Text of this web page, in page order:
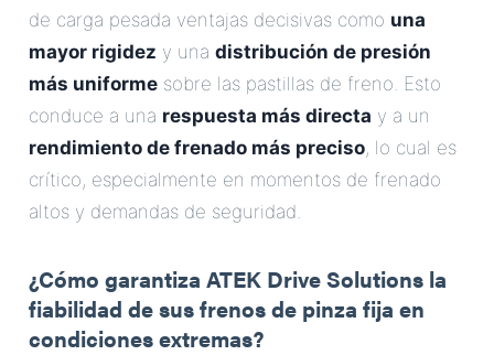
Enviar Mensaje
de carga pesada ventajas decisivas como una
mayor rigidez y una distribución de presión
más uniforme sobre las pastillas de freno. Esto
conduce a una respuesta más directa y a un
rendimiento de frenado más preciso, lo cual es
crítico, especialmente en momentos de frenado
altos y demandas de seguridad.
¿Cómo garantiza ATEK Drive Solutions la
fiabilidad de sus frenos de pinza fija en
condiciones extremas?